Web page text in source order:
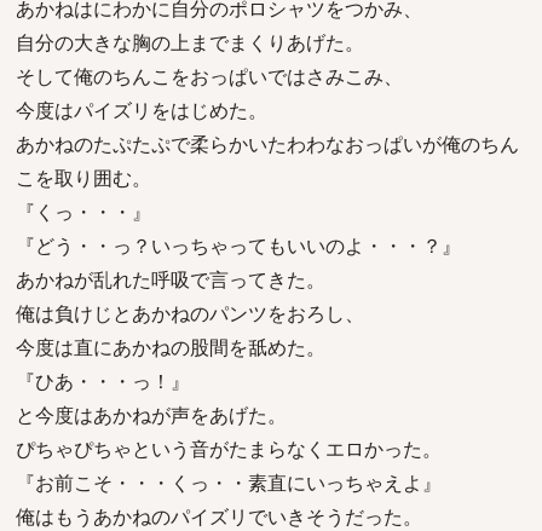
あかねはにわかに自分のポロシャツをつかみ、
自分の大きな胸の上までまくりあげた。
そして俺のちんこをおっぱいではさみこみ、
今度はパイズリをはじめた。
あかねのたぷたぷで柔らかいたわわなおっぱいが俺のちん
こを取り囲む。
『くっ・・・』
『どう・・っ？いっちゃってもいいのよ・・・？』
あかねが乱れた呼吸で言ってきた。
俺は負けじとあかねのパンツをおろし、
今度は直にあかねの股間を舐めた。
『ひあ・・・っ！』
と今度はあかねが声をあげた。
ぴちゃぴちゃという音がたまらなくエロかった。
『お前こそ・・・くっ・・素直にいっちゃえよ』
俺はもうあかねのパイズリでいきそうだった。